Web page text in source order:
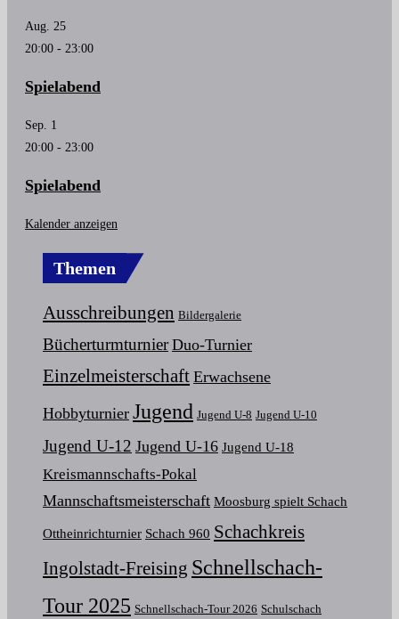
Aug. 25
20:00 - 23:00
Spielabend
Sep. 1
20:00 - 23:00
Spielabend
Kalender anzeigen
Themen
Ausschreibungen Bildergalerie
Bücherturmturnier Duo-Turnier
Einzelmeisterschaft Erwachsene
Hobbyturnier Jugend Jugend U-8 Jugend U-10
Jugend U-12 Jugend U-16 Jugend U-18
Kreismannschafts-Pokal
Mannschaftsmeisterschaft Moosburg spielt Schach
Ottheinrichturnier Schach 960 Schachkreis
Ingolstadt-Freising Schnellschach-
Tour 2025 Schnellschach-Tour 2026 Schulschach